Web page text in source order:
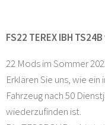
FS22 TEREX IBH
22 Mods im Sommer
Erklären Sie uns, wie
Fahrzeug nach 50
wiederzufinden ist.